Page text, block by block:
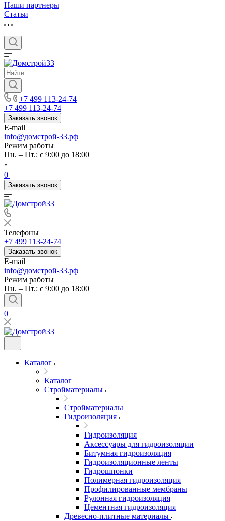
Наши партнеры
Статьи
+7 499 113-24-74
+7 499 113-24-74
Заказать звонок
E-mail
info@домстрой-33.рф
Режим работы
Пн. – Пт.: с 9:00 до 18:00
0
Заказать звонок
Телефоны
+7 499 113-24-74
Заказать звонок
E-mail
info@домстрой-33.рф
Режим работы
Пн. – Пт.: с 9:00 до 18:00
0
Каталог
Каталог
Стройматериалы
Стройматериалы
Гидроизоляция
Гидроизоляция
Аксессуары для гидроизоляции
Битумная гидроизоляция
Гидроизоляционные ленты
Гидрошпонки
Полимерная гидроизоляция
Профилированные мембраны
Рулонная гидроизоляция
Цементная гидроизоляция
Древесно-плитные материалы